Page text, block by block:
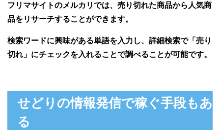
フリマサイトのメルカリでは、売り切れた商品から人気商
品をリサーチすることができます。
検索ワードに興味がある単語を入力し、詳細検索で「売り
切れ」にチェックを入れることで調べることが可能です。
せどりの情報発信で稼ぐ手段もあ
る